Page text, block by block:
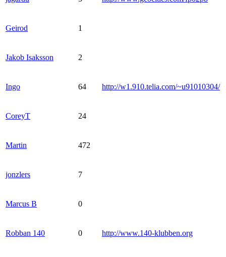
Geirod 1
Jakob Isaksson 2
Ingo 64 http://w1.910.telia.com/~u91010304/
CoreyT 24
Martin 472
jonzlers 7
Marcus B 0
Robban 140 0 http://www.140-klubben.org